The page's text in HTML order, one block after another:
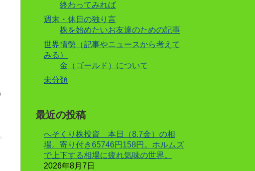
終わってみれば
週末・休日の独り言
株を始めたいお友達のための記事
世界情勢（記事やニュースから考えて
みる）
金（ゴールド）について
未分類
最近の投稿
へそくり株投資 本日（8.7金）の相
場。寄り付き65746円158円。ホルムズ
で上下する相場に疲れ気味の世界。
2026年8月7日